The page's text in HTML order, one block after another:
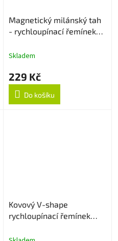
Magnetický milánský tah
- rychloupínací řemínek
Skladem
229 Kč
Do košíku
Kovový V-shape
rychloupínací řemínek